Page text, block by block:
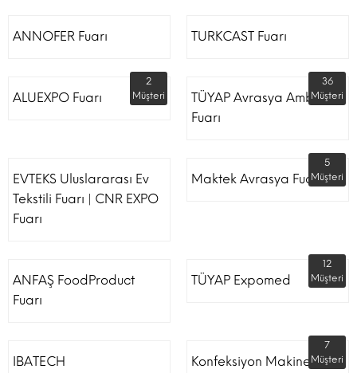
ANNOFER Fuarı TURKCAST Fuarı
ALUEXPO Fuarı
2
Müşteri
TÜYAP Avrasya Ambalaj
Fuarı
36
Müşteri
EVTEKS Uluslararası Ev
Tekstili Fuarı | CNR EXPO
Fuarı
Maktek Avrasya Fuarı
5
Müşteri
ANFAŞ FoodProduct
Fuarı
TÜYAP Expomed
12
Müşteri
IBATECH
Konfeksiyon Makinesi
7
Müşteri